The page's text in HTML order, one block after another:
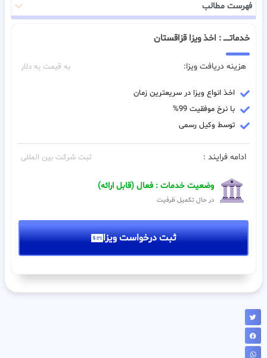
فهرست مطالب
خدماتـــــ : اخذ ویزا قزاقستان
هزینه دریافت ویزا: به قیمت به دلار
اخذ انواع ویزا در سریعترین زمان
با نرخ موفقیت 99%
توسط وکیل رسمی
ادامه فرایند : ثبت شرکت بین المللی
وضعیت خدمات : فعال (قابل ارائه)
در حال تکمیل ظرفیت
ثبت درخواست ویزا